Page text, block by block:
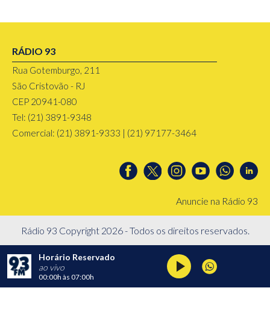
RÁDIO 93
Rua Gotemburgo, 211
São Cristovão - RJ
CEP 20941-080
Tel: (21) 3891-9348
Comercial: (21) 3891-9333 | (21) 97177-3464
Anuncie na Rádio 93
Rádio 93 Copyright 2026 - Todos os direitos reservados.
Horário Reservado
ao vivo
00:00h às 07:00h